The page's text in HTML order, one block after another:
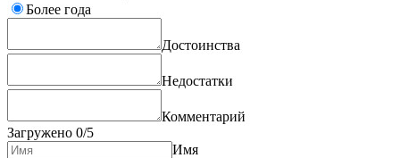
Более года
Достоинства
Недостатки
Комментарий
Загружено 0/5
Имя